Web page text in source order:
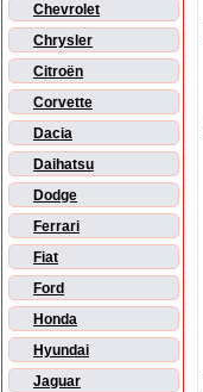
Chevrolet
Chrysler
Citroën
Corvette
Dacia
Daihatsu
Dodge
Ferrari
Fiat
Ford
Honda
Hyundai
Jaguar